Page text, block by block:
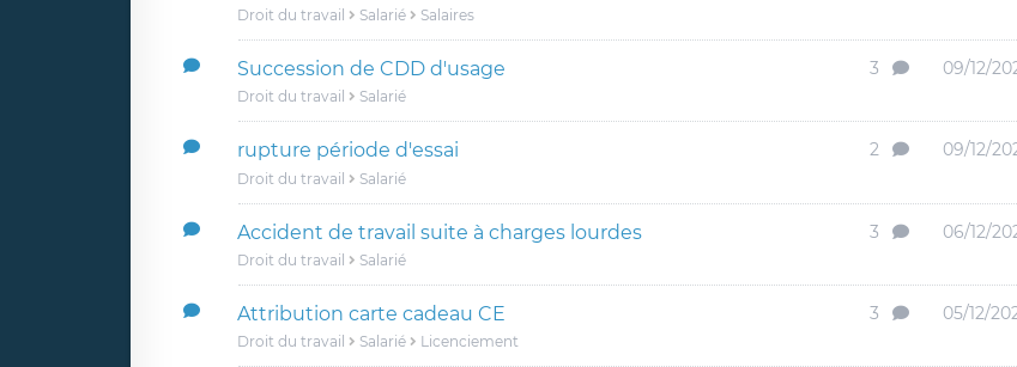
Droit du travail Salarié Salaires
Succession de CDD d'usage
Droit du travail Salarié
3 09/12/
rupture période d'essai
Droit du travail Salarié
2 09/12/
Accident de travail suite à charges lourdes
Droit du travail Salarié
3 06/12/
Attribution carte cadeau CE
Droit du travail Salarié Licenciement
3 05/12/